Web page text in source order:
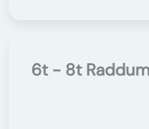
6t - 8t